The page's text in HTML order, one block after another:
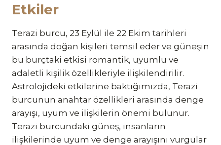
Etkiler
Terazi burcu, 23 Eylül ile 22 Ekim tarihleri
arasında doğan kişileri temsil eder ve güneşin
bu burçtaki etkisi romantik, uyumlu ve
adaletli kişilik özellikleriyle ilişkilendirilir.
Astrolojideki etkilerine baktığımızda, Terazi
burcunun anahtar özellikleri arasında denge
arayışı, uyum ve ilişkilerin önemi bulunur.
Terazi burcundaki güneş, insanların
ilişkilerinde uyum ve denge arayışını vurgular